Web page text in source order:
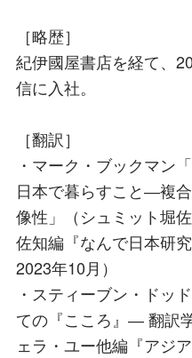
［略歴］
紀伊國屋書店を経て、
信に入社。
［翻訳］
・マーク・ブックマン
日本で暮らすこと―複
像性」（シュミット堀
佐知編『なんで日本研
2023年10月）
・スティーブン・ドッ
ての『こころ』― 翻訳
ェラ・ユー他編『アジ